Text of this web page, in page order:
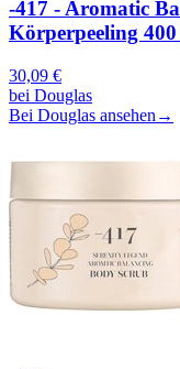
-417 - Aromatic
Körperpeeling
30,09 €
bei Douglas
Bei Douglas ansehen →